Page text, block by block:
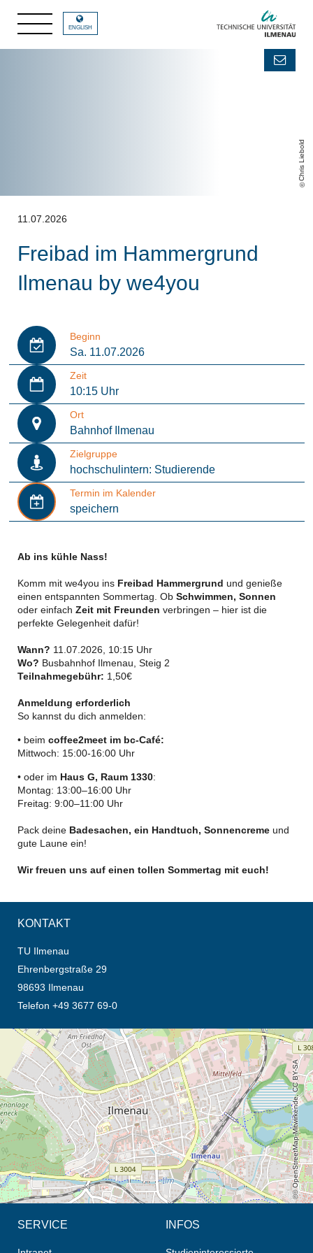
Chris Liebold
ENGLISH
11.07.2026
Freibad im Hammergrund
Ilmenau by we4you
Beginn
Sa. 11.07.2026
Zeit
10:15 Uhr
Ort
Bahnhof Ilmenau
Zielgruppe
hochschulintern: Studierende
Termin im Kalender
speichern
Ab ins kühle Nass!
Komm mit we4you ins Freibad Hammergrund und genieße
einen entspannten Sommertag. Ob Schwimmen, Sonnen
oder einfach Zeit mit Freunden verbringen – hier ist die
perfekte Gelegenheit dafür!
Wann? 11.07.2026, 10:15 Uhr
Wo? Busbahnhof Ilmenau, Steig 2
Teilnahmegebühr: 1,50€
Anmeldung erforderlich
So kannst du dich anmelden:
• beim coffee2meet im bc-Café:
Mittwoch: 15:00-16:00 Uhr
• oder im Haus G, Raum 1330:
Montag: 13:00–16:00 Uhr
Freitag: 9:00–11:00 Uhr
Pack deine Badesachen, ein Handtuch, Sonnencreme und
gute Laune ein!
Wir freuen uns auf einen tollen Sommertag mit euch!
KONTAKT
TU Ilmenau
Ehrenbergstraße 29
98693 Ilmenau
Telefon +49 3677 69-0
Öffnet die Anfahrtsbeschreibung in neuem Tab (Karte)
© OpenStreetMap-Mitwirkende, CC BY-SA
SERVICE INFOS